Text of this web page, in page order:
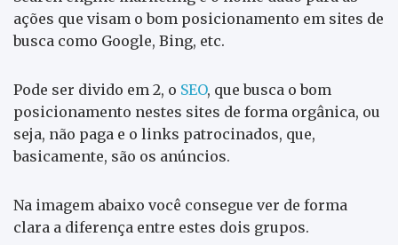
ações que visam o bom posicionamento em sites de
busca como Google, Bing, etc.
Pode ser divido em 2, o SEO, que busca o bom
posicionamento nestes sites de forma orgânica, ou
seja, não paga e o links patrocinados, que,
basicamente, são os anúncios.
Na imagem abaixo você consegue ver de forma
clara a diferença entre estes dois grupos.